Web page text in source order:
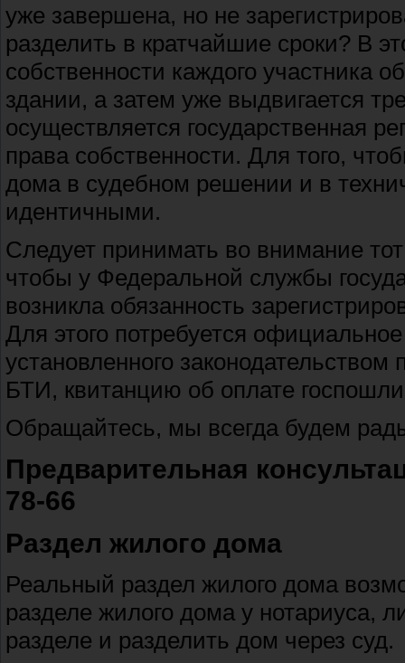
уже завершена, но не
разделить в кратчайшие сроки? В
собственности каждого участника
здании, а затем уже выдвигается
осуществляется государственная
права собственности. Для того,
дома в судебном решении и в
идентичными.
Следует принимать во внимание
чтобы у Федеральной службы
возникла обязанность
Для этого потребуется
установленного
БТИ, квитанцию об оплате
Обращайтесь, мы всегда будем
Предварительная
78-66
Раздел жилого дома
Реальный раздел жилого дома
разделе жилого дома у нотариуса,
разделе и разделить дом через суд.